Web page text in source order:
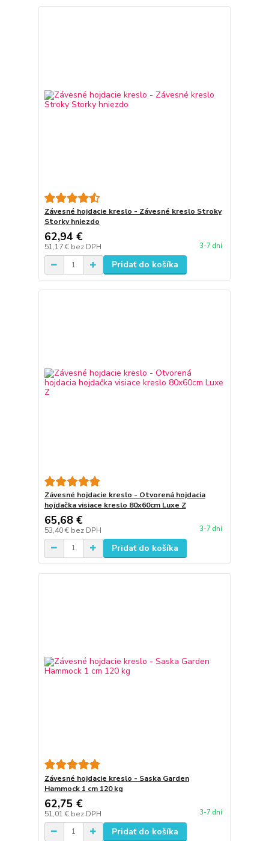
Závesné hojdacie kreslo - Závesné kreslo Stroky
Storky hniezdo
62,94 €
51,17 € bez DPH 3-7 dní
Pridať do košíka
Závesné hojdacie kreslo - Otvorená hojdacia
hojdačka visiace kreslo 80x60cm Luxe Z
65,68 €
53,40 € bez DPH 3-7 dní
Pridať do košíka
Závesné hojdacie kreslo - Saska Garden
Hammock 1 cm 120 kg
62,75 €
51,01 € bez DPH 3-7 dní
Pridať do košíka